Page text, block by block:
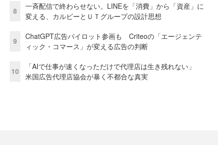
8
一斉配信で終わらせない。LINEを「消費」から「資産」に
変える、カルビーとＵＴグループの設計思想
9
ChatGPT広告パイロット参画も Criteoの「エージェンテ
ィック・コマース」が変える広告の判断
10
「AIで仕事が速くなっただけで代理店は生き残れない」
米国広告代理店協会が暴く不都合な真実